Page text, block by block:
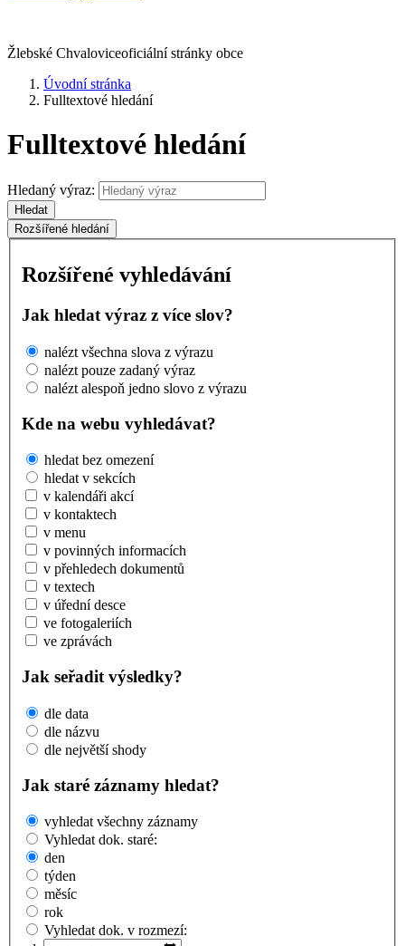
Žlebské Chvaloviceoficiální stránky obce
Úvodní stránka
Fulltextové hledání
Fulltextové hledání
Hledaný výraz:
Hledat
Rozšířené hledání
Rozšířené vyhledávání
Jak hledat výraz z více slov?
nalézt všechna slova z výrazu
nalézt pouze zadaný výraz
nalézt alespoň jedno slovo z výrazu
Kde na webu vyhledávat?
hledat bez omezení
hledat v sekcích
v kalendáři akcí
v kontaktech
v menu
v povinných informacích
v přehledech dokumentů
v textech
v úřední desce
ve fotogaleriích
ve zprávách
Jak seřadit výsledky?
dle data
dle názvu
dle největší shody
Jak staré záznamy hledat?
vyhledat všechny záznamy
Vyhledat dok. staré:
den
týden
měsíc
rok
Vyhledat dok. v rozmezí: